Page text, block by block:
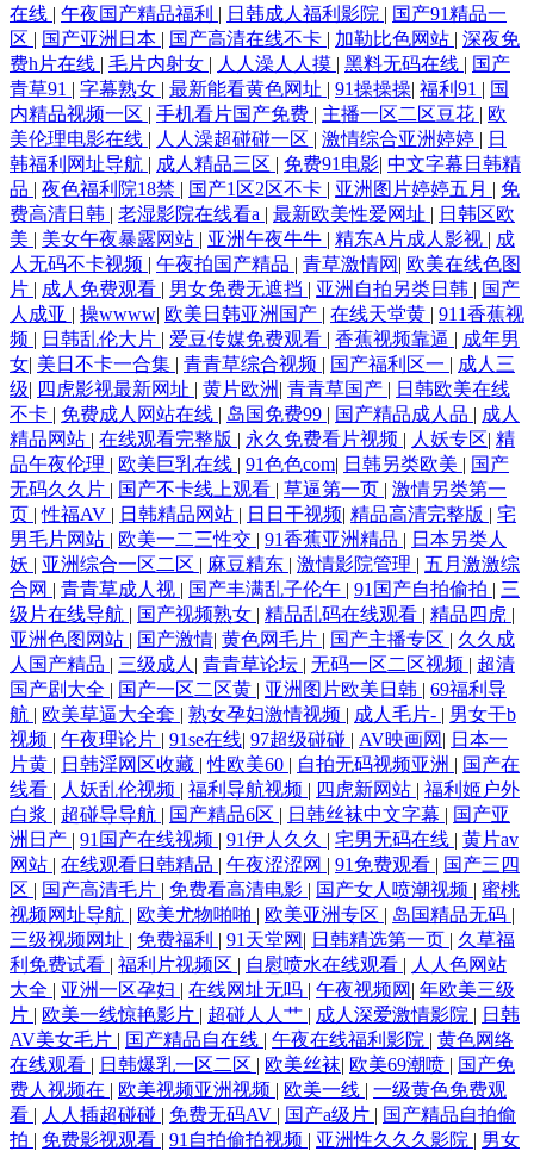
频50页 黄色91入口 精品国产乱码久久婷婷 久久不卡网站 人妖扩肛 色情人
妖伪娘一区 深爱激情网1 人妖巨炮福利 涩悠悠成人综合 亚洲欧美日韩丝
袜网址 综合久色AⅤ日韩精品 91超碰综合 97超碰男人 超碰人人91 国产资
源av 精品久久区 久草男人av天堂 91福利小视 91视频福利导航 91亚洲不用
下载免费 99久久国产 国产第33也 九色国产夫妻九色 欧美性爱视频一区二
区 日韩高清丁香 深爱成人在线播放 午夜福利影院无码 亚洲第一夜综合 影
音先锋资源av不撸 91视频免费观看18 国产精品综合网 91原创视屏 日韩成
人黄色网址 五月婷婷六月花 最新AV四虎 91高清无码电影 91美女逼 97色
色豆花影音 福利社区一区 国产三级内射 激情图片97 久久精产一区 青青草
草人妻 日韩无码红杏视频 探花91在线视频 亚州综合幕 91的视频入口 91视
屏免费网址 草草地址一二三 午夜剧场成人免费A片 极品黑丝91av 美女打
炮图 欧美另类视频在线观看 日韩久久草深深久不卡 在线日韩H片 丁香五
月涩五月 91大学生视频在线观看 91推特网红自慰喷水 国产91tv 91大屁 波
多野吉衣家庭教师 福利国产熟女 蜜桃永久免费视频入口 色色剧场 影先锋
熟女 91九色视频入口 91偷拍视频网 AV无码波多野 大香蕉之老司机 国产
亚洲欧洲高潮 日本一本不卡 影音先锋av中文 91极品直看片在线 91中文资
源在线 阿V欧美视频 狠狠日综合网 老湿机欧美视频 日韩综合视频专区 先
锋亚洲AV 91社网址 肏屄TⅤ 国产二区v 久草福利成人电影 欧美黑白配 日
韩另类综合 香蕉AV久久 精品免费电影伦理 91破处免费 95福利视频 肏屄
在线 | 午夜国产精品福利 | 日韩成人福利影院 | 国产91精品一
区 | 国产亚洲日本 | 国产高清在线不卡 | 加勒比色网站 | 深夜免
费h片在线 | 毛片内射女 | 人人澡人人摸 | 黑料无码在线 | 国产
青草91 | 字幕熟女 | 最新能看黄色网址 | 91操操操| 福利91 | 国
内精品视频一区 | 手机看片国产免费 | 主播一区二区豆花 | 欧
美伦理电影在线 | 人人澡超碰碰一区 | 激情综合亚洲婷婷 | 日
韩福利网址导航 | 成人精品三区 | 免费91电影| 中文字幕日韩精
品 | 夜色福利院18禁 | 国产1区2区不卡 | 亚洲图片婷婷五月 | 免
费高清日韩 | 老湿影院在线看a | 最新欧美性爱网址 | 日韩区欧
美 | 美女午夜暴露网站 | 亚洲午夜牛牛 | 精东A片成人影视 | 成
人无码不卡视频 | 午夜拍国产精品 | 青草激情网 | 欧美在线色图
片 | 成人免费观看 | 男女免费无遮挡 | 亚洲自拍另类日韩 | 国产
人成亚 | 操wwww| 欧美日韩亚洲国产 | 在线天堂黄 | 911香蕉视
频 | 日韩乱伦大片 | 爱豆传媒免费观看 | 香蕉视频靠逼 | 成年男
女| 美日不卡一合集 | 青青草综合视频 | 国产福利区一 | 成人三
级| 四虎影视最新网址 | 黄片欧洲 | 青青草国产 | 日韩欧美在线
不卡 | 免费成人网站在线 | 岛国免费99 | 国产精品成人品 | 成人
精品网站 | 在线观看完整版 | 永久免费看片视频 | 人妖专区| 精
品午夜伦理 | 欧美巨乳在线 | 91色色com| 日韩另类欧美 | 国产
无码久久片 | 国产不卡线上观看 | 草逼第一页 | 激情另类第一
页 |性福AV | 日韩精品网站 | 日日干视频| 精品高清完整版 | 宅
男毛片网站 | 欧美一二三性交 | 91香蕉亚洲精品 | 日本另类人
妖 | 亚洲综合一区二区 | 麻豆精东 | 激情影院管理 | 五月激激综
合网 | 青青草成人视 | 国产丰满乱子伦午 | 91国产自拍偷拍 | 三
级片在线导航 | 国产视频熟女 | 精品乱码在线观看 | 精品四虎 |
亚洲色图网站 | 国产激情| 黄色网毛片 | 国产主播专区 | 久久成
人国产精品 | 三级成人 | 青青草论坛 | 无码一区二区视频 | 超清
国产剧大全 | 国产一区二区黄 | 亚洲图片欧美日韩 | 69福利导
航 | 欧美草逼大全套 | 熟女孕妇激情视频 | 成人毛片- | 男女干b
视频 | 午夜理论片 | 91se在线| 97超级碰碰 | AV映画网 | 日本一
片黄 | 日韩淫网区收藏 |性欧美60 | 自拍无码视频亚洲 | 国产在
线看 | 人妖乱伦视频 | 福利导航视频 | 四虎新网站 | 福利姬户外
白浆 | 超碰导导航 | 国产精品6区 | 日韩丝袜中文字幕 | 国产亚
洲日产 | 91国产在线视频 | 91伊人久久 | 宅男无码在线 | 黄片av
网站 | 在线观看日韩精品 | 午夜涩涩网 | 91免费观看 | 国产三四
区 | 国产高清毛片 | 免费看高清电影 | 国产女人喷潮视频 | 蜜桃
视频网址导航 | 欧美尤物啪啪 | 欧美亚洲专区 | 岛国精品无码 |
三级视频网址 | 免费福利 | 91天堂网 | 日韩精选第一页 | 久草福
利免费试看 | 福利片视频区 | 自慰喷水在线观看 | 人人色网站
大全 | 亚洲一区孕妇 | 在线网址无吗 | 午夜视频网 | 年欧美三级
片 | 欧美一线惊艳影片 | 超碰人人艹 | 成人深爱激情影院 | 日韩
AV美女毛片 | 国产精品自在线 | 午夜在线福利影院 | 黄色网络
在线观看 | 日韩爆乳一区二区 | 欧美丝袜| 欧美69潮喷 | 国产免
费人视频在 | 欧美视频亚洲视频 | 欧美一线 | 一级黄色免费观
看 | 人人插超碰碰 | 免费无码AV | 国产a级片 | 国产精品自拍偷
拍 | 免费影视观看 | 91自拍偷拍视频 | 亚洲性久久久影院 | 男女